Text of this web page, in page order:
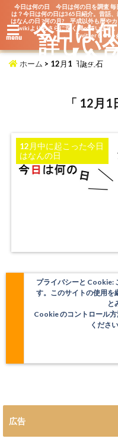
今日は何の日 今日は何の日を調査
は？今日は何の日は365日紹介。昔話
はなんの日 ?何の月? 平成以外も暦や
wikiよりもさらに深く調べています
Twitterも
menu 今日は
詳しい
【今
ホーム > 12月1日誕生石
「 12月
12月中に起こった今日
はなんの日
プライバシーと Cookie:
す。このサイトの使用を
と
Cookie のコントロール
ください
広告